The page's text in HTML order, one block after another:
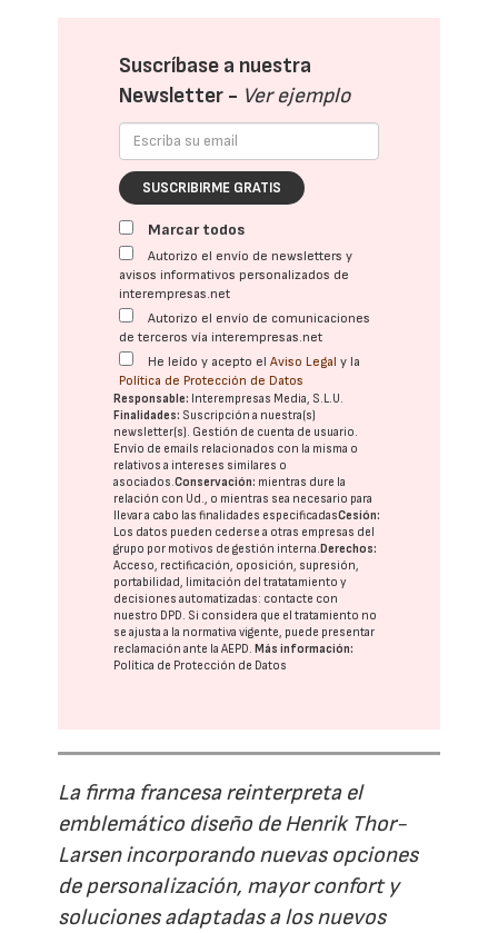
Suscríbase a nuestra
Newsletter - Ver ejemplo
SUSCRIBIRME GRATIS
Marcar todos
Autorizo el envío de newsletters y
avisos informativos personalizados de
interempresas.net
Autorizo el envío de comunicaciones
de terceros vía interempresas.net
He leído y acepto elAviso Legal y la
Política de Protección de Datos
Responsable: Interempresas Media, S.L.U.
Finalidades: Suscripción a nuestra(s)
newsletter(s). Gestión de cuenta de usuario.
Envío de emails relacionados con la misma o
relativos a intereses similares o
asociados.Conservación: mientras dure la
relación con Ud., o mientras sea necesario para
llevar a cabo las finalidades especificadasCesión:
Los datos pueden cederse a otras empresas del
grupo por motivos de gestión interna.Derechos:
Acceso, rectificación, oposición, supresión,
portabilidad, limitación del tratatamiento y
decisiones automatizadas: contacte con
nuestro DPD . Si considera que el tratamiento no
se ajusta a la normativa vigente, puede presentar
reclamación ante laAEPD .Más información:
Política de Protección de Datos
La firma francesa reinterpreta el
emblemático diseño de Henrik Thor-
Larsen incorporando nuevas opciones
de personalización, mayor confort y
soluciones adaptadas a los nuevos